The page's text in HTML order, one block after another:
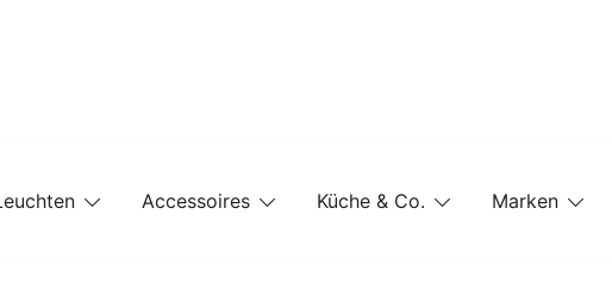
Accessoires Küche & Co. Marken